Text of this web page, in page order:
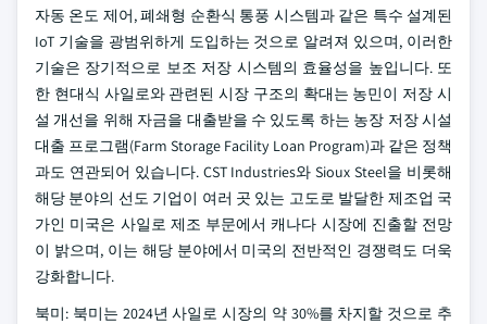
자동 온도 제어, 폐쇄형 순환식 통풍 시스템과 같은 특수 설계된
IoT 기술을 광범위하게 도입하는 것으로 알려져 있으며, 이러한
기술은 장기적으로 보조 저장 시스템의 효율성을 높입니다. 또
한 현대식 사일로와 관련된 시장 구조의 확대는 농민이 저장 시
설 개선을 위해 자금을 대출받을 수 있도록 하는 농장 저장 시설
대출 프로그램(Farm Storage Facility Loan Program)과 같은 정책
과도 연관되어 있습니다. CST Industries와 Sioux Steel을 비롯해
해당 분야의 선도 기업이 여러 곳 있는 고도로 발달한 제조업 국
가인 미국은 사일로 제조 부문에서 캐나다 시장에 진출할 전망
이 밝으며, 이는 해당 분야에서 미국의 전반적인 경쟁력도 더욱
강화합니다.
북미: 북미는 2024년 사일로 시장의 약 30%를 차지할 것으로 추